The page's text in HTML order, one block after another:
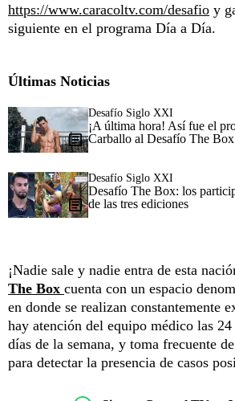
https://www.caracoltv.com/desafio y
siguiente en el programa Día a Día.
Últimas Noticias
Desafío Siglo XXI
¡A última hora! Así fue el
Carballo al Desafío The
Desafío Siglo XXI
Desafío The Box: los
de las tres ediciones
¡Nadie sale y nadie entra de esta
The Box cuenta con un espacio
en donde se realizan constantemente
hay atención del equipo médico las
días de la semana, y toma frecuente
para detectar la presencia de casos